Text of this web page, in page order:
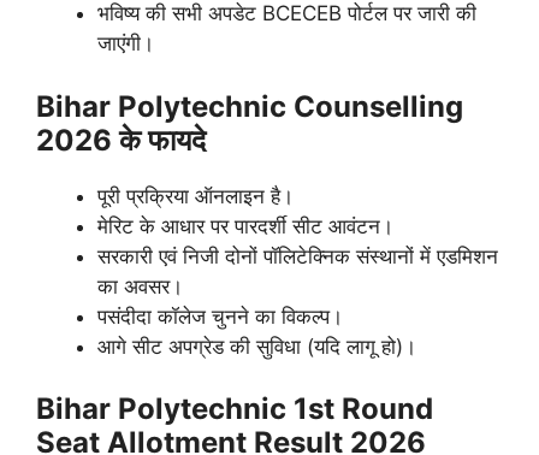
भविष्य की सभी अपडेट BCECEB पोर्टल पर जारी की
जाएंगी।
Bihar Polytechnic Counselling
2026 के फायदे
पूरी प्रक्रिया ऑनलाइन है।
मेरिट के आधार पर पारदर्शी सीट आवंटन।
सरकारी एवं निजी दोनों पॉलिटेक्निक संस्थानों में एडमिशन
का अवसर।
पसंदीदा कॉलेज चुनने का विकल्प।
आगे सीट अपग्रेड की सुविधा (यदि लागू हो)।
Bihar Polytechnic 1st Round
Seat Allotment Result 2026